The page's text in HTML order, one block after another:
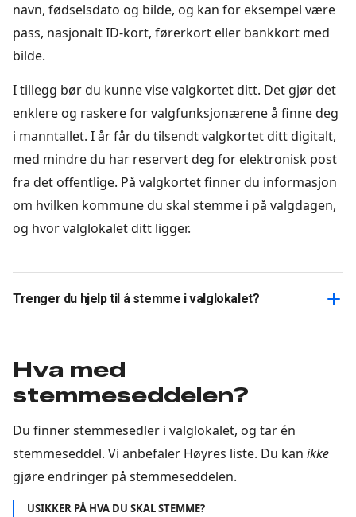
navn, fødselsdato og bilde, og kan for eksempel være
pass, nasjonalt ID-kort, førerkort eller bankkort med
bilde.
I tillegg bør du kunne vise valgkortet ditt. Det gjør det
enklere og raskere for valgfunksjonærene å finne deg
i manntallet. I år får du tilsendt valgkortet ditt digitalt,
med mindre du har reservert deg for elektronisk post
fra det offentlige. På valgkortet finner du informasjon
om hvilken kommune du skal stemme i på valgdagen,
og hvor valglokalet ditt ligger.
Trenger du hjelp til å stemme i valglokalet?
Hva med
stemmeseddelen?
Du finner stemmesedler i valglokalet, og tar én
stemmeseddel. Vi anbefaler Høyres liste. Du kan ikke
gjøre endringer på stemmeseddelen.
USIKKER PÅ HVA DU SKAL STEMME?